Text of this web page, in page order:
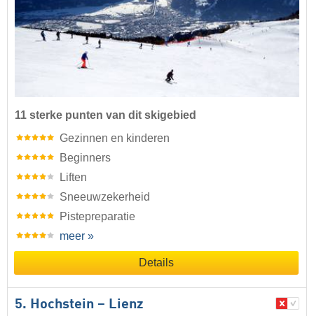
11 sterke punten van dit skigebied
Gezinnen en kinderen
Beginners
Liften
Sneeuwzekerheid
Pistepreparatie
meer »
Details
5. Hochstein – Lienz